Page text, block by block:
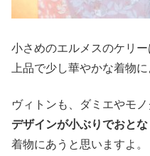
小さめのエルメスのケリー
上品で少し華やかな着物に
ヴィトンも、ダミエやモ
デザインが小ぶりでおとな
着物にあうと思いますよ。